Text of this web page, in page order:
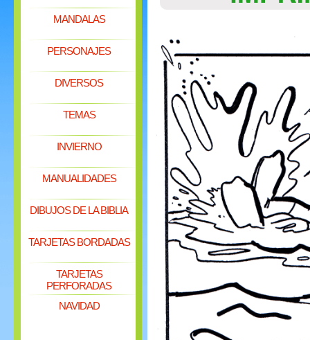
MANDALAS
PERSONAJES
DIVERSOS
TEMAS
INVIERNO
MANUALIDADES
DIBUJOS DE LA BIBLIA
TARJETAS BORDADAS
TARJETAS
PERFORADAS
NAVIDAD